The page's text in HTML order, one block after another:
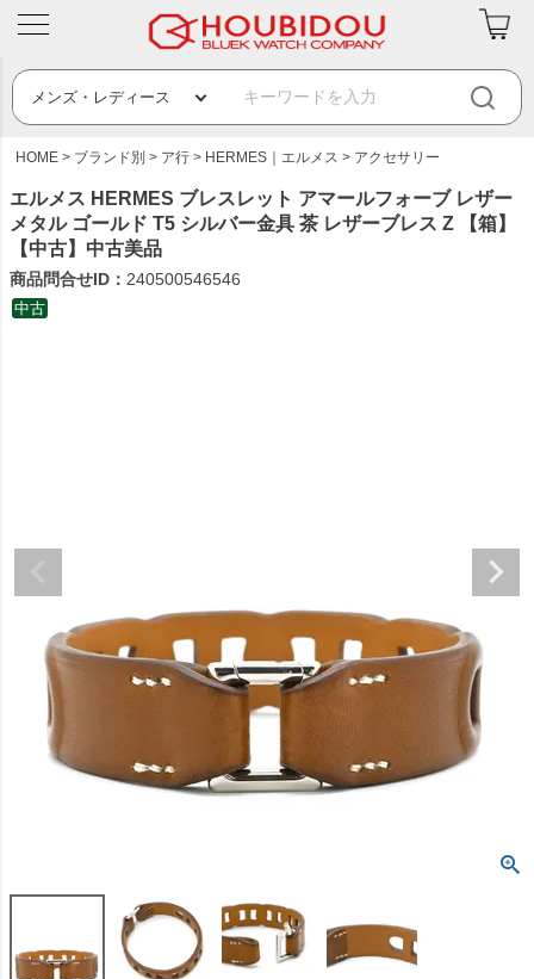
HOME ブランド別 ア行 HERMES｜エルメス アクセサリー
エルメス HERMES ブレスレット アマールフォーブ レザー
メタル ゴールド T5 シルバー金具 茶 レザーブレス Z 【箱】
【中古】中古美品
商品問合せID： 240500546546
中古